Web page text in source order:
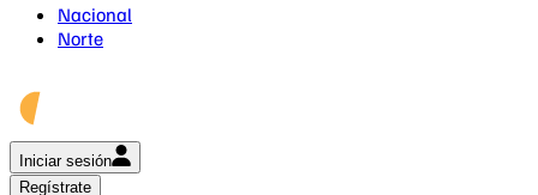
Nacional
Norte
Iniciar sesión
Regístrate